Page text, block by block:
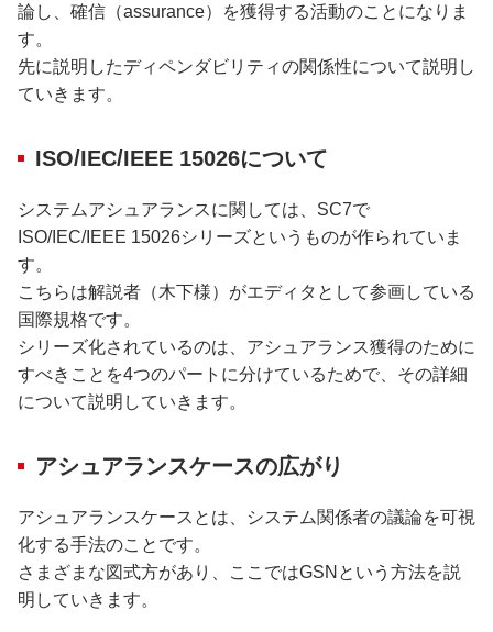
論し、確信（assurance）を獲得する活動のことになりま
す。
先に説明したディペンダビリティの関係性について説明し
ていきます。
ISO/IEC/IEEE 15026について
システムアシュアランスに関しては、SC7で
ISO/IEC/IEEE 15026シリーズというものが作られていま
す。
こちらは解説者（木下様）がエディタとして参画している
国際規格です。
シリーズ化されているのは、アシュアランス獲得のために
すべきことを4つのパートに分けているためで、その詳細
について説明していきます。
アシュアランスケースの広がり
アシュアランスケースとは、システム関係者の議論を可視
化する手法のことです。
さまざまな図式方があり、ここではGSNという方法を説
明していきます。